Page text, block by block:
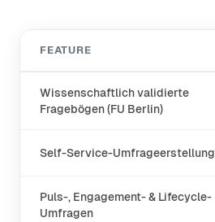
FEATURE
Wissenschaftlich validierte
Fragebögen (FU Berlin)
Self-Service-Umfrageerstellung
Puls-, Engagement- & Lifecycle-
Umfragen